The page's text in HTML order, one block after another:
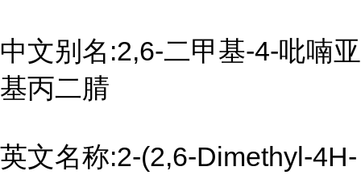
中文别名:2,6-二甲基-4-吡喃亚
基丙二腈
英文名称:2-(2,6-Dimethyl-4H-